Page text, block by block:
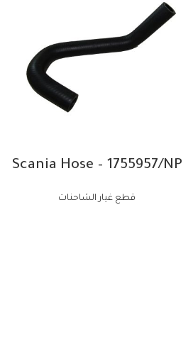
Scania Hose – 1755957/NP
قطع غيار الشاحنات